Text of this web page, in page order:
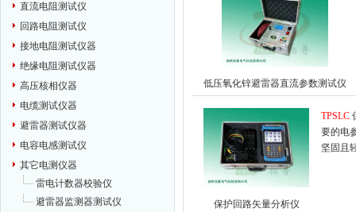
直流电阻测试仪
回路电阻测试仪
接地电阻测试仪器
绝缘电阻测试仪器
高压核相仪器
电缆测试仪器
避雷器测试仪器
电容电感测试仪
其它电测仪器
雷电计数器校验仪
避雷器监测器测试仪
低压氧化锌避雷器直流参数测试仪
保护回路矢量分析仪
TPSLC
要的电
坚固且